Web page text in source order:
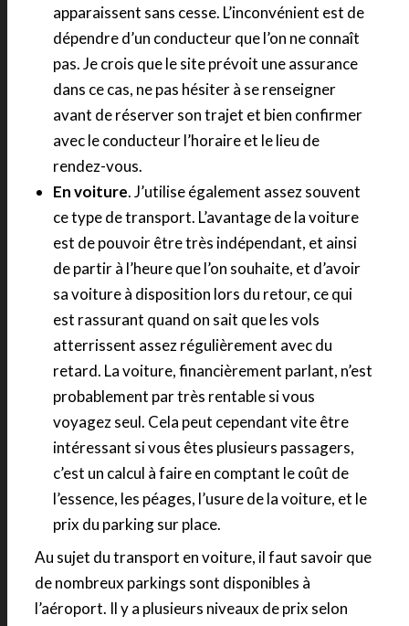
apparaissent sans cesse. L’inconvénient est de
dépendre d’un conducteur que l’on ne connaît
pas. Je crois que le site prévoit une assurance
dans ce cas, ne pas hésiter à se renseigner
avant de réserver son trajet et bien confirmer
avec le conducteur l’horaire et le lieu de
rendez-vous.
En voiture. J’utilise également assez souvent
ce type de transport. L’avantage de la voiture
est de pouvoir être très indépendant, et ainsi
de partir à l’heure que l’on souhaite, et d’avoir
sa voiture à disposition lors du retour, ce qui
est rassurant quand on sait que les vols
atterrissent assez régulièrement avec du
retard. La voiture, financièrement parlant, n’est
probablement par très rentable si vous
voyagez seul. Cela peut cependant vite être
intéressant si vous êtes plusieurs passagers,
c’est un calcul à faire en comptant le coût de
l’essence, les péages, l’usure de la voiture, et le
prix du parking sur place.
Au sujet du transport en voiture, il faut savoir que
de nombreux parkings sont disponibles à
l’aéroport. Il y a plusieurs niveaux de prix selon